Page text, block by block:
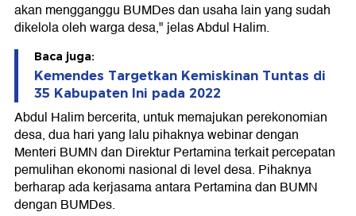
akan mengganggu BUMDes dan usaha lain yang sudah
dikelola oleh warga desa," jelas Abdul Halim.
Baca juga:
Kemendes Targetkan Kemiskinan Tuntas di
35 Kabupaten Ini pada 2022
Abdul Halim bercerita, untuk memajukan perekonomian
desa, dua hari yang lalu pihaknya webinar dengan
Menteri BUMN dan Direktur Pertamina terkait percepatan
pemulihan ekonomi nasional di level desa. Pihaknya
berharap ada kerjasama antara Pertamina dan BUMN
dengan BUMDes.